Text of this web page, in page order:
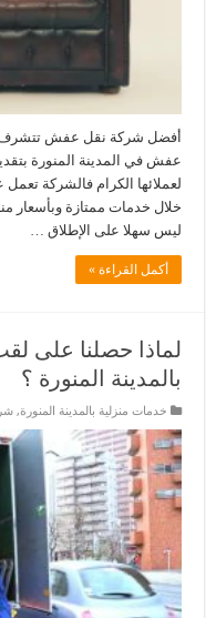
أفضل شركة نقل عفش
عفش في المدينة المنورة
لعملائها الكرام فالشركة
خلال خدمات ممتازة وبأسعار
ليس سهلا على الإطلاق …
أكمل القراءة »
لماذا حصلنا على
بالمدينة المنورة ؟
خدمات منزلية بالمدينة المنورة,